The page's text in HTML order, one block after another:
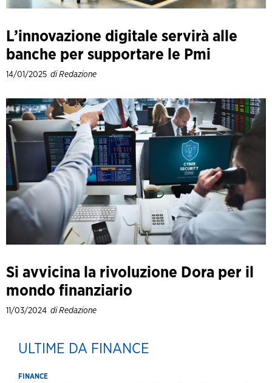
L’innovazione digitale servirà alle
banche per supportare le Pmi
14/01/2025 di Redazione
Si avvicina la rivoluzione Dora per il
mondo finanziario
11/03/2024 di Redazione
ULTIME DA FINANCE
FINANCE